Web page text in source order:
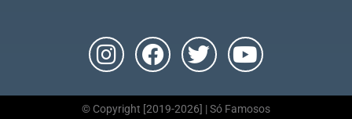
© Copyright [2019-2026] | Só Famosos